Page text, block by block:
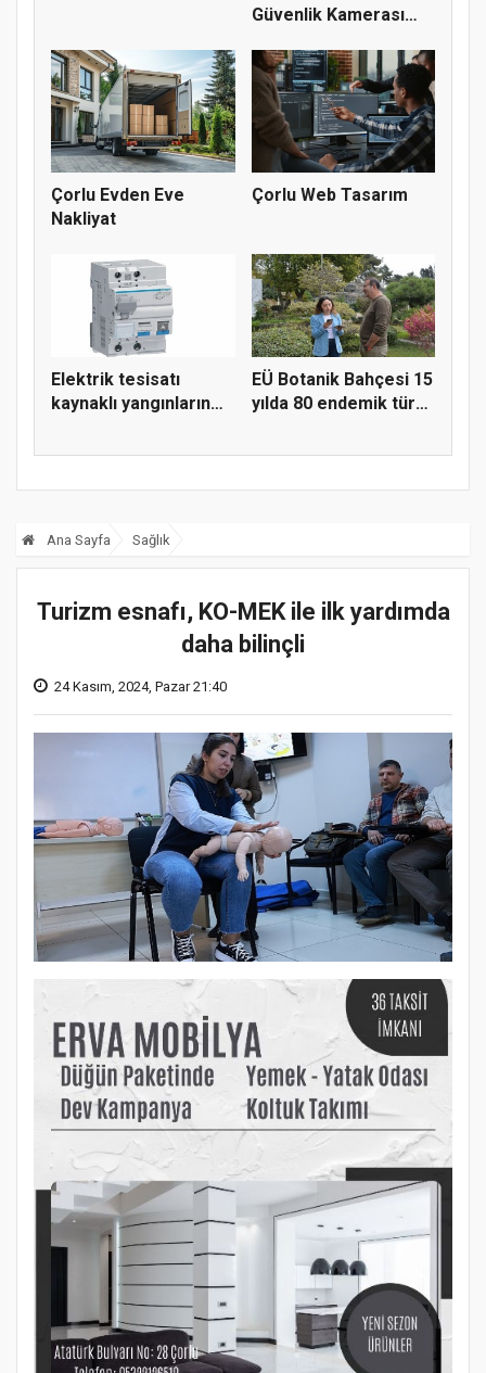
Güvenlik Kamerası
Çorlu Evden Eve
Nakliyat
Çorlu Web Tasarım
Elektrik tesisatı
kaynaklı yangınların
EÜ Botanik Bahçesi 15
yılda 80 endemik türü
Ana Sayfa Sağlık
Turizm esnafı, KO-MEK ile ilk yardımda
daha bilinçli
24 Kasım, 2024, Pazar 21:40